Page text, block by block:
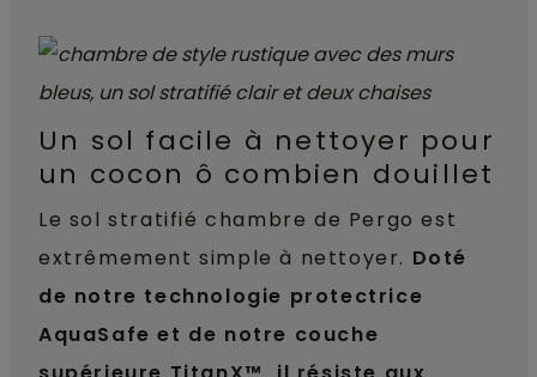
Un sol facile à nettoyer pour
un cocon ô combien douillet
Le sol stratifié chambre de Pergo est
extrêmement simple à nettoyer. Doté
de notre technologie protectrice
AquaSafe et de notre couche